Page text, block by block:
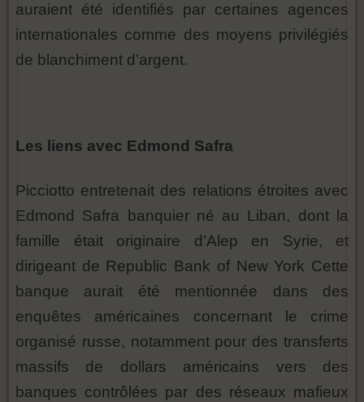
auraient été identifiés par certaines agences
internationales comme des moyens privilégiés
de blanchiment d’argent.
Les liens avec Edmond Safra
Picciotto entretenait des relations étroites avec
Edmond Safra banquier né au Liban, dont la
famille était originaire d’Alep en Syrie, et
dirigeant de Republic Bank of New York Cette
banque aurait été mentionnée dans des
enquêtes américaines concernant le crime
organisé russe, notamment pour des transferts
massifs de dollars américains vers des
banques contrôlées par des réseaux mafieux